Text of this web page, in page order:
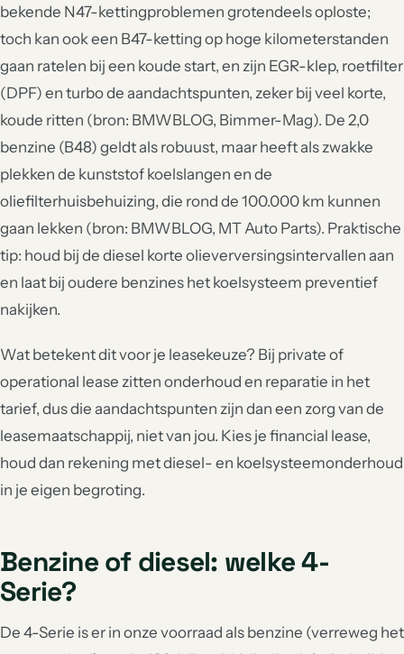
bekende N47-kettingproblemen grotendeels oploste;
toch kan ook een B47-ketting op hoge kilometerstanden
gaan ratelen bij een koude start, en zijn EGR-klep, roetfilter
(DPF) en turbo de aandachtspunten, zeker bij veel korte,
koude ritten (bron: BMWBLOG, Bimmer-Mag). De 2,0
benzine (B48) geldt als robuust, maar heeft als zwakke
plekken de kunststof koelslangen en de
oliefilterhuisbehuizing, die rond de 100.000 km kunnen
gaan lekken (bron: BMWBLOG, MT Auto Parts). Praktische
tip: houd bij de diesel korte olieverversingsintervallen aan
en laat bij oudere benzines het koelsysteem preventief
nakijken.
Wat betekent dit voor je leasekeuze? Bij private of
operational lease zitten onderhoud en reparatie in het
tarief, dus die aandachtspunten zijn dan een zorg van de
leasemaatschappij, niet van jou. Kies je financial lease,
houd dan rekening met diesel- en koelsysteemonderhoud
in je eigen begroting.
Benzine of diesel: welke 4-
Serie?
De 4-Serie is er in onze voorraad als benzine (verreweg het